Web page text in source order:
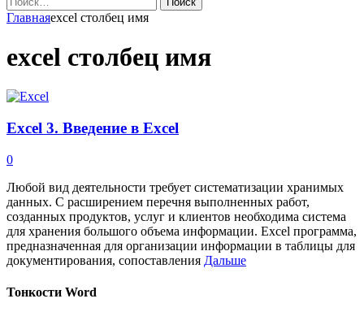
Главнаяexcel столбец имя
excel столбец имя
Excel 3. Введение в Excel
0
Любой вид деятельности требует систематизации хранимых
данных. С расширением перечня выполненных работ,
созданных продуктов, услуг и клиентов необходима система
для хранения большого объема информации. Excel программа,
предназначенная для организации информации в таблицы для
документирования, сопоставления Дальше
Тонкости Word